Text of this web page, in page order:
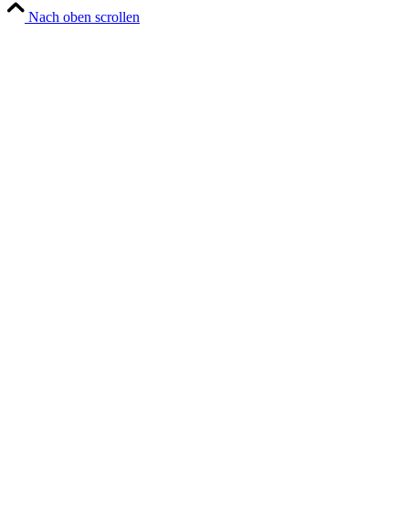
Nach oben scrollen